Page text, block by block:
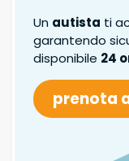
Un autista ti
garantendo
disponibile 24
prenota